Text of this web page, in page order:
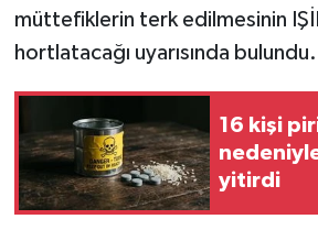
müttefiklerin terk edilmesinin
hortlatacağı uyarısında bulundu.
16 kişi
nedeniyle
yitirdi